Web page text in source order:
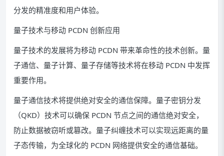
分发的精准度和用户体验。
量子技术与移动 PCDN 创新应用
量子技术的发展将为移动 PCDN 带来革命性的技术创新。量
子通信、量子计算、量子存储等技术将在移动 PCDN 中发挥
重要作用。
量子通信技术将提供绝对安全的通信保障。量子密钥分发
（QKD）技术可以确保 PCDN 节点之间的通信绝对安全，
防止数据被窃听或篡改。量子纠缠技术可以实现远距离的量
子态传输，为全球化的 PCDN 网络提供安全的通信基础。